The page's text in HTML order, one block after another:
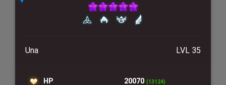
Una LVL 35
HP 20070 (13124)